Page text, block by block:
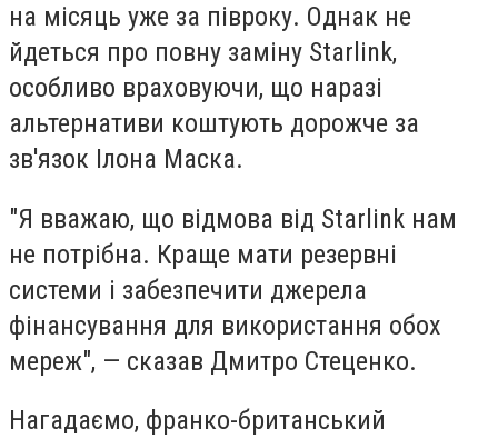
на місяць уже за півроку. Однак не
йдеться про повну заміну Starlink,
особливо враховуючи, що наразі
альтернативи коштують дорожче за
зв'язок Ілона Маска.
"Я вважаю, що відмова від Starlink нам
не потрібна. Краще мати резервні
системи і забезпечити джерела
фінансування для використання обох
мереж", — сказав Дмитро Стеценко.
Нагадаємо, франко-британський